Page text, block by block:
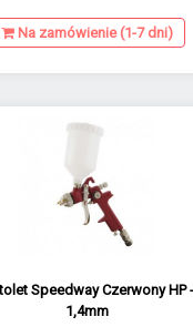
Na zamówienie (1-7 dni)
Speedway Czerwony HP -
1,4mm